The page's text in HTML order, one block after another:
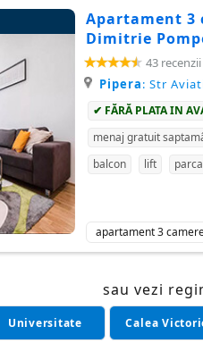
Apartament 3
Dimitrie
43 recenzii
Pipera: Str
✔ FĂRĂ PLATA IN
menaj gratuit
balcon
lift
apartament 3
sau vezi
Universitate Calea